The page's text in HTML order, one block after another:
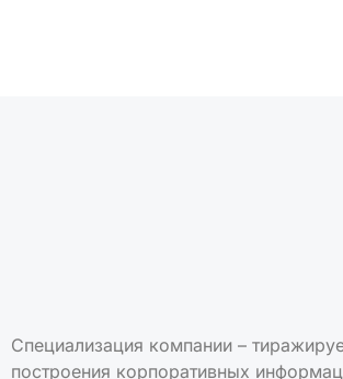
Специализация компании –
построения корпоративных